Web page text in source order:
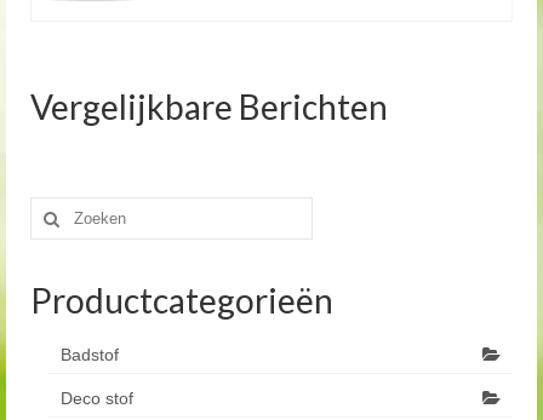
Vergelijkbare Berichten
Zoeken
naar:
Productcategorieën
Badstof
Deco stof